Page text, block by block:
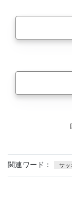
関連ワード： サッ